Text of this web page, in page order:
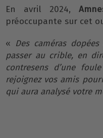
En avril 2024,
préoccupante sur cet
« Des caméras
passer au crible, en
contresens d’une
rejoignez vos amis
qui aura analysé votre